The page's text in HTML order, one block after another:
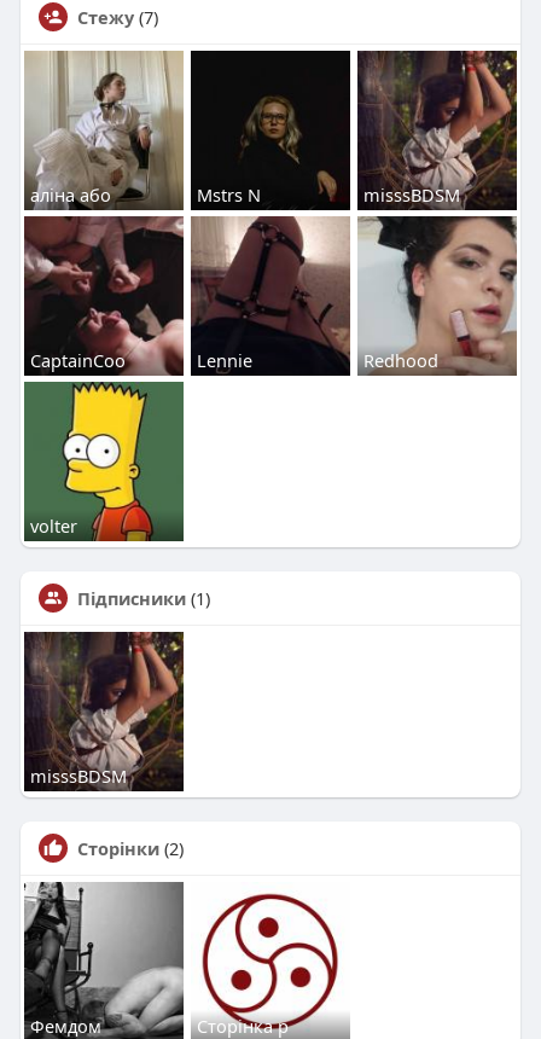
Стежу (7)
аліна або Mstrs N misssBDSM
CaptainCoo Lennie Redhood
volter
Підписники (1)
misssBDSM
Сторінки (2)
Фемдом Сторінка р